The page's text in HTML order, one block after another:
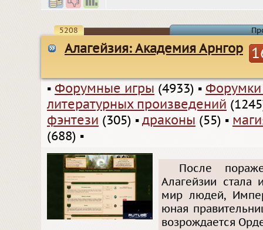
5208
Алагейзия: Академия Арнгор
▪ Форумные игры (4933) ▪
литературных произведений
фэнтези (305) ▪ драконы (55) ▪
(688) ▪
После
Алагейзии
мир людей,
юная
возрождается